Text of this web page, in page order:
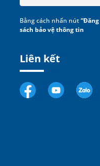
Bằng cách nhấn nút“Đăng
sách bảo vệ thông tin
Liên kết